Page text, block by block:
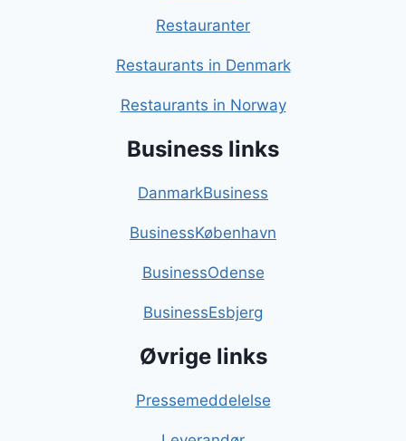
Restauranter
Restaurants in Denmark
Restaurants in Norway
Business links
DanmarkBusiness
BusinessKøbenhavn
BusinessOdense
BusinessEsbjerg
Øvrige links
Pressemeddelelse